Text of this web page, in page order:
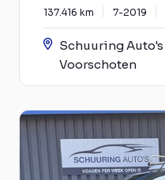
137.416 km 7-2019
Schuuring Auto's
Voorschoten